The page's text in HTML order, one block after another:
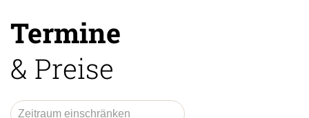
Termine
& Preise